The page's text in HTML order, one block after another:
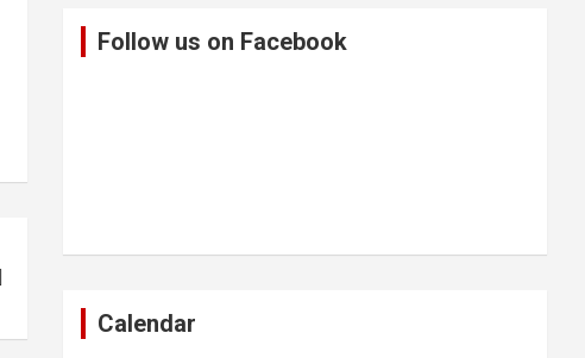
Follow us on Facebook
Calendar